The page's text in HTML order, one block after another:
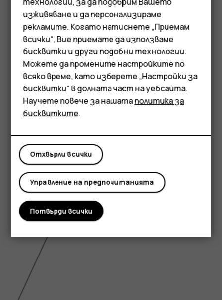
Смартфони
Мобилни телефони
Аксесоари
Таблети
6.2 inch
изживяване и да персонализираме
рекламите. Когато натиснете „Приемам
всички“, Вие приемате да използваме
бисквитки и други подобни технологии.
Можете да промените настройките по
всяко време, като изберете „Настройки за
бисквитки“ в долната част на уебсайта.
Научете повече за нашатаполитика за
бисквитките.
Отхвърли всички
Управление на предпочитанията
Потвърди всички